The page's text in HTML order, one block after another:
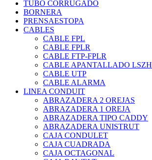
TUBO CORRUGADO
BORNERA
PRENSAESTOPA
CABLES
CABLE FPL
CABLE FPLR
CABLE FTP-FPLR
CABLE APANTALLADO LSZH
CABLE UTP
CABLE ALARMA
LINEA CONDUIT
ABRAZADERA 2 OREJAS
ABRAZADERA 1 OREJA
ABRAZADERA TIPO CADDY
ABRAZADERA UNISTRUT
CAJA CONDULET
CAJA CUADRADA
CAJA OCTAGONAL